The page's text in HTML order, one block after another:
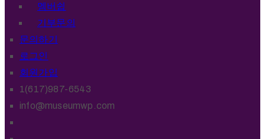
멤버쉽
기부문의
문의하기
로그인
회원가입
1(617)987-6543
info@museumwp.com